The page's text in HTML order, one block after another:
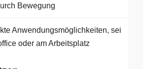
Bewegung
Anwendungsmöglichkeiten, sei
oder am Arbeitsplatz